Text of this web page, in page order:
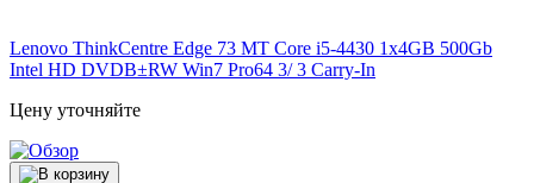
Lenovo ThinkCentre Edge 73 MT Core i5-4430 1x4GB 500Gb
Intel HD DVDВ±RW Win7 Pro64 3/ 3 Carry-In
Цену уточняйте